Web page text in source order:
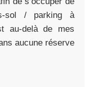
sol / parking à
au-delà de mes
aucune réserve